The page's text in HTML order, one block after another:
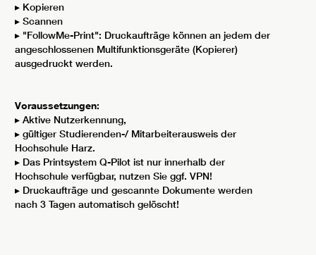
▸ Kopieren
▸ Scannen
▸ "FollowMe-Print": Druckaufträge können an jedem der
angeschlossenen Multifunktionsgeräte (Kopierer)
ausgedruckt werden.
Voraussetzungen:
▸ Aktive Nutzerkennung,
▸ gültiger Studierenden-/ Mitarbeiterausweis der
Hochschule Harz.
▸ Das Printsystem Q-Pilot ist nur innerhalb der
Hochschule verfügbar, nutzen Sie ggf. VPN!
▸ Druckaufträge und gescannte Dokumente werden
nach 3 Tagen automatisch gelöscht!